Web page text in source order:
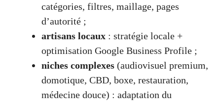
catégories, filtres, maillage, pages
d’autorité ;
artisans locaux : stratégie locale +
optimisation Google Business Profile ;
niches complexes (audiovisuel premium,
domotique, CBD, boxe, restauration,
médecine douce) : adaptation du